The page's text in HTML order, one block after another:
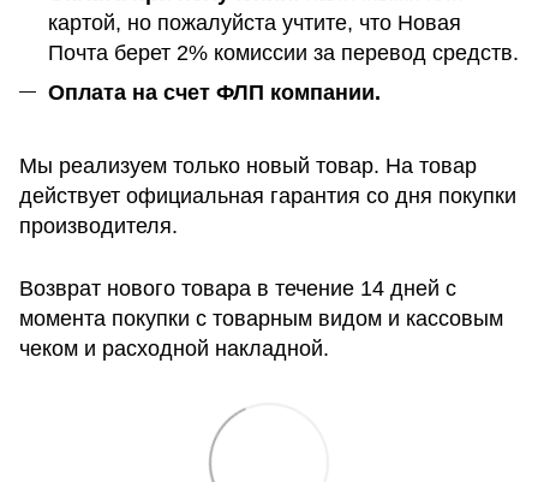
картой, но пожалуйста учтите, что Новая
Почта берет 2% комиссии за перевод средств.
Оплата на счет ФЛП компании.
Мы реализуем только новый товар. На товар
действует официальная гарантия со дня покупки
производителя.
Возврат нового товара в течение 14 дней с
момента покупки с товарным видом и кассовым
чеком и расходной накладной.